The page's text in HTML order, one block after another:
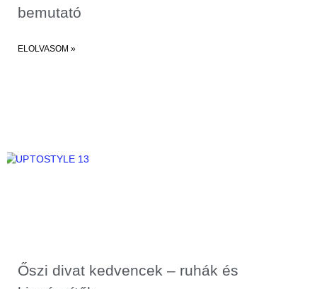
bemutató
ELOLVASOM »
Őszi divat kedvencek – ruhák és